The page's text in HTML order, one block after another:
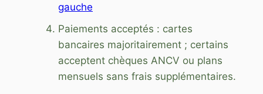
gauche
Paiements acceptés : cartes
bancaires majoritairement ; certains
acceptent chèques ANCV ou plans
mensuels sans frais supplémentaires.